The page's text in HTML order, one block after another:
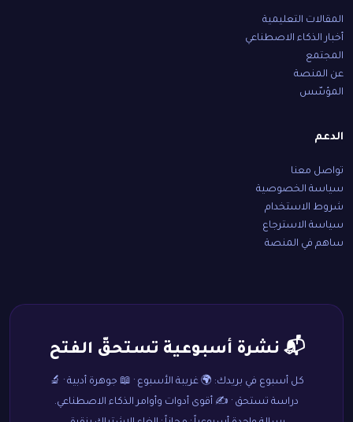
المقالات التعليمية
أخبار الذكاء الاصطناعي
المجتمع
عن المنصة
المؤسّس
الدعم
تواصل معنا
سياسة الخصوصية
شروط الاستخدام
سياسة الاسترجاع
ساهم في المنصة
📬 نشرة أسبوعية تستحقّ الفتح
كل أسبوع في بريدك: 🌍 غريبة الأسبوع · 📖 جوهرة أدبية · 🔬
دراسة تستحق · ✍️ أقوى أدوات وأوامر الذكاء الاصطناعي.